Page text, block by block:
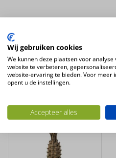
UV-
BESTENDIG
Wij gebruiken cookies
We kunnen deze plaatsen voor
website te verbeteren,
website-ervaring te bieden. Voor meer
opent u de instellingen.
Accepteer alles